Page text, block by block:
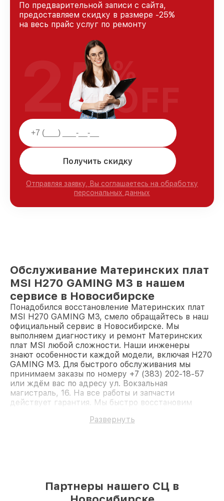
По предварительной записи с сайта,
предоставляем скидку в размере -25%
на весь прайс услуг по ремонту
Получить скидку
Отправляя заявку, Вы соглашаетесь на обработку
персональных данных
25%
OFF
Обслуживание Материнских плат
MSI H270 GAMING M3 в нашем
сервисе в Новосибирске
Понадобился восстановление Материнских плат
MSI H270 GAMING M3, смело обращайтесь в наш
официальный сервис в Новосибирске. Мы
выполняем диагностику и ремонт Материнских
плат MSI любой сложности. Наши инженеры
знают особенности каждой модели, включая H270
GAMING M3. Для быстрого обслуживания мы
принимаем заказы по номеру +7 (383) 202-18-57
или ждём вас по адресу ул. Вокзальная
магистраль, 16. На все работы и запчасти
действует гарантия. Мы быстро восстановим
Развернуть
Партнеры нашего СЦ в